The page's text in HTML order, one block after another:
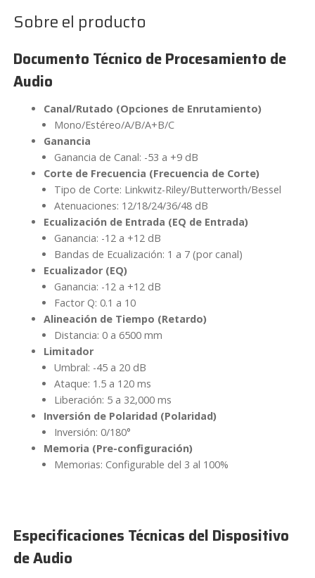
Audio
X4
cantidad
Sobre el producto
Documento Técnico de Procesamiento de
Audio
Canal/Rutado (Opciones de Enrutamiento)
Mono/Estéreo/A/B/A+B/C
Ganancia
Ganancia de Canal: -53 a +9 dB
Corte de Frecuencia (Frecuencia de Corte)
Tipo de Corte: Linkwitz-Riley/Butterworth/Bessel
Atenuaciones: 12/18/24/36/48 dB
Ecualización de Entrada (EQ de Entrada)
Ganancia: -12 a +12 dB
Bandas de Ecualización: 1 a 7 (por canal)
Ecualizador (EQ)
Ganancia: -12 a +12 dB
Factor Q: 0.1 a 10
Alineación de Tiempo (Retardo)
Distancia: 0 a 6500 mm
Limitador
Umbral: -45 a 20 dB
Ataque: 1.5 a 120 ms
Liberación: 5 a 32,000 ms
Inversión de Polaridad (Polaridad)
Inversión: 0/180°
Memoria (Pre-configuración)
Memorias: Configurable del 3 al 100%
Especificaciones Técnicas del Dispositivo
de Audio